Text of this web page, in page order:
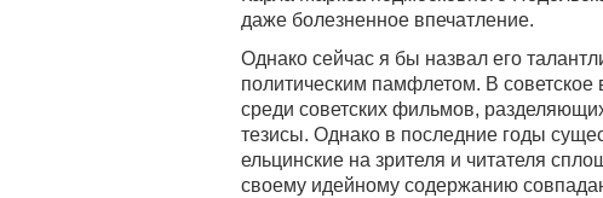
даже болезненное впечатление.
Однако сейчас я бы назвал его
политическим памфлетом. В советское
среди советских фильмов,
тезисы. Однако в последние годы
ельцинские на зрителя и читателя
своему идейному содержанию